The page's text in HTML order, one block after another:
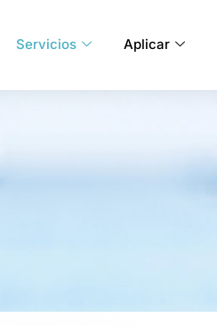
Servicios Aplicar